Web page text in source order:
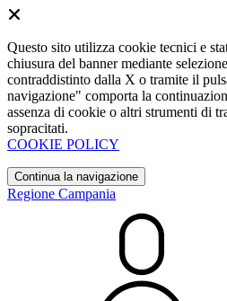
Questo sito utilizza cookie tecnici e
chiusura del banner mediante
contraddistinto dalla X o tramite il
navigazione" comporta la
assenza di cookie o altri strumenti di
sopracitati.
COOKIE POLICY
Continua la navigazione
Regione Campania